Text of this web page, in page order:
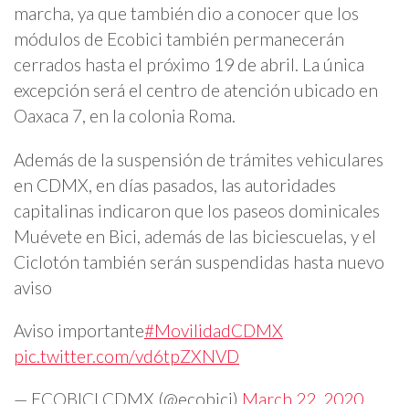
marcha, ya que también dio a conocer que los
módulos de Ecobici también permanecerán
cerrados hasta el próximo 19 de abril. La única
excepción será el centro de atención ubicado en
Oaxaca 7, en la colonia Roma.
Además de la suspensión de trámites vehiculares
en CDMX, en días pasados, las autoridades
capitalinas indicaron que los paseos dominicales
Muévete en Bici, además de las biciescuelas, y el
Ciclotón también serán suspendidas hasta nuevo
aviso
Aviso importante#MovilidadCDMX
pic.twitter.com/vd6tpZXNVD
— ECOBICI CDMX (@ecobici) March 22, 2020